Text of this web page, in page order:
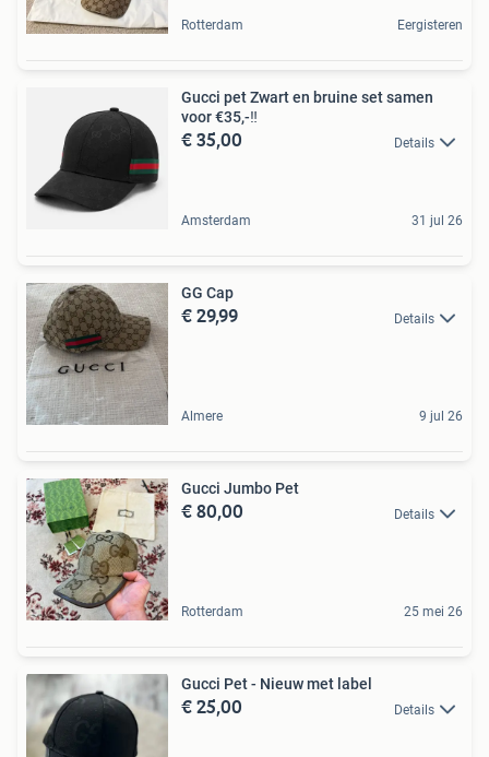
Rotterdam Eergisteren
Gucci pet Zwart en bruine set samen
voor €35,-‼️
€ 35,00 Details
Amsterdam 31 jul 26
GG Cap
€ 29,99 Details
Almere 9 jul 26
Gucci Jumbo Pet
€ 80,00 Details
Rotterdam 25 mei 26
Gucci Pet - Nieuw met label
€ 25,00 Details